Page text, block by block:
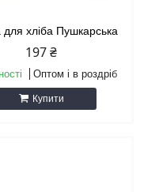
хліба Пушкарська
197 ₴
Оптом і в роздріб
Купити